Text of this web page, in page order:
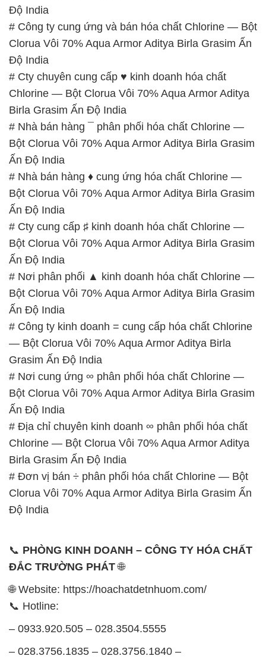
Độ India
# Công ty cung ứng và bán hóa chất Chlorine — Bột
Clorua Vôi 70% Aqua Armor Aditya Birla Grasim Ấn
Độ India
# Cty chuyên cung cấp ♥ kinh doanh hóa chất
Chlorine — Bột Clorua Vôi 70% Aqua Armor Aditya
Birla Grasim Ấn Độ India
# Nhà bán hàng ¯ phân phối hóa chất Chlorine —
Bột Clorua Vôi 70% Aqua Armor Aditya Birla Grasim
Ấn Độ India
# Nhà bán hàng ♦ cung ứng hóa chất Chlorine —
Bột Clorua Vôi 70% Aqua Armor Aditya Birla Grasim
Ấn Độ India
# Cty cung cấp ♯ kinh doanh hóa chất Chlorine —
Bột Clorua Vôi 70% Aqua Armor Aditya Birla Grasim
Ấn Độ India
# Nơi phân phối ▲ kinh doanh hóa chất Chlorine —
Bột Clorua Vôi 70% Aqua Armor Aditya Birla Grasim
Ấn Độ India
# Công ty kinh doanh = cung cấp hóa chất Chlorine
— Bột Clorua Vôi 70% Aqua Armor Aditya Birla
Grasim Ấn Độ India
# Nơi cung ứng ∞ phân phối hóa chất Chlorine —
Bột Clorua Vôi 70% Aqua Armor Aditya Birla Grasim
Ấn Độ India
# Địa chỉ chuyên kinh doanh ∞ phân phối hóa chất
Chlorine — Bột Clorua Vôi 70% Aqua Armor Aditya
Birla Grasim Ấn Độ India
# Đơn vị bán ÷ phân phối hóa chất Chlorine — Bột
Clorua Vôi 70% Aqua Armor Aditya Birla Grasim Ấn
Độ India
📞 PHÒNG KINH DOANH – CÔNG TY HÓA CHẤT
ĐẮC TRƯỜNG PHÁT🌐
🌐 Website: https://hoachatdetnhuom.com/
📞 Hotline:
– 0933.920.505 – 028.3504.5555
– 028.3756.1835 – 028.3756.1840 –